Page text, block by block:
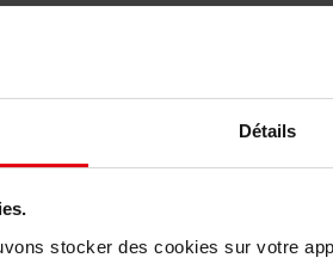
Détails
stocker des cookies sur votre
Nog iets